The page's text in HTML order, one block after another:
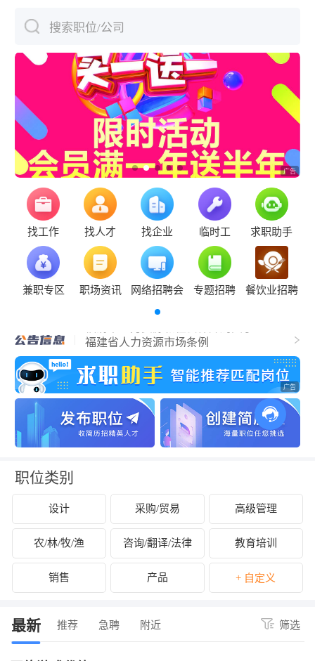
搜索职位/公司
找工作 找人才 找企业 临时工 求职助手
兼职专区 职场资讯 网络招聘会 专题招聘 餐饮业招聘
福清市事业单位公开招聘工作人员（含参
聘和控制数人员）的公告
福建省人力资源市场条例
关于拟认定2025年福清市第二批吸纳重点
群体就业认定的企业名单的公示
关于开展2024年度企业劳动保障守法诚信
等级评价工作的公告
关于公布2024年度福清市经营性人力资源
服务机构年度报告结果的通知
关于拟拨付2025年2月份福清市失业保险支
持参保职工提升职业技能补贴的公示
关于征集2025年“好年华 聚福州”大学生暑
期社会实践岗位的通知
关于2024年度福清市民办职业培训机构年
检年报情况的公示
关于拟拨付我市2025年3月职业培训 “见证
职位类别
设计 采购/贸易 高级管理
农/林/牧/渔 咨询/翻译/法律 教育培训
销售 产品 + 自定义
最新 推荐 急聘 附近 筛选